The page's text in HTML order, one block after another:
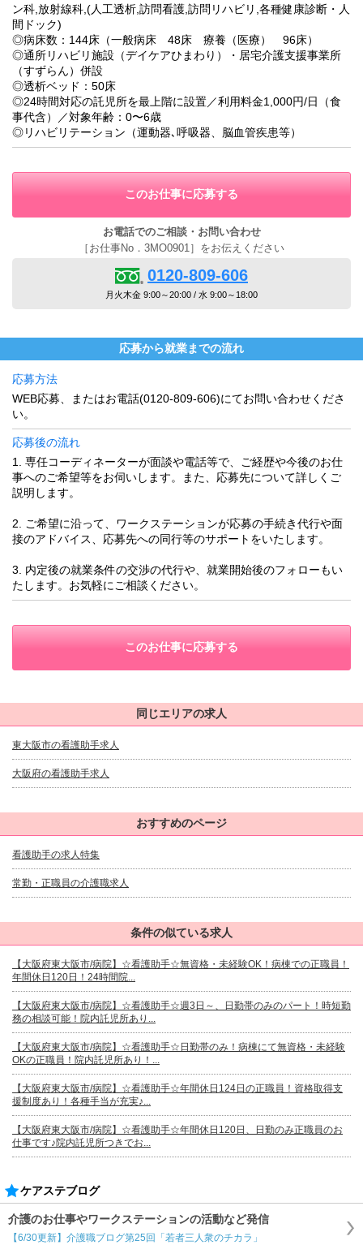
ン科,放射線科,(人工透析,訪問看護,訪問リハビリ,各種健康診断・人
間ドック)
◎病床数：144床（一般病床 48床 療養（医療） 96床）
◎通所リハビリ施設（デイケアひまわり）・居宅介護支援事業所
（すずらん）併設
◎透析ベッド：50床
◎24時間対応の託児所を最上階に設置／利用料金1,000円/日（食
事代含）／対象年齢：0〜6歳
◎リハビリテーション（運動器､呼吸器、脳血管疾患等）
このお仕事に応募する
お電話でのご相談・お問い合わせ
［お仕事No．3MO0901］をお伝えください
0120-809-606
月火木金 9:00～20:00 / 水 9:00～18:00
応募から就業までの流れ
応募方法
WEB応募、またはお電話(0120-809-606)にてお問い合わせくださ
い。
応募後の流れ
1. 専任コーディネーターが面談や電話等で、ご経歴や今後のお仕
事へのご希望等をお伺いします。また、応募先について詳しくご
説明します。
2. ご希望に沿って、ワークステーションが応募の手続き代行や面
接のアドバイス、応募先への同行等のサポートをいたします。
3. 内定後の就業条件の交渉の代行や、就業開始後のフォローもい
たします。お気軽にご相談ください。
このお仕事に応募する
同じエリアの求人
東大阪市の看護助手求人
大阪府の看護助手求人
おすすめのページ
看護助手の求人特集
常勤・正職員の介護職求人
条件の似ている求人
【大阪府東大阪市/病院】☆看護助手☆無資格・未経験OK！病棟での正職員！
年間休日120日！24時間院...
【大阪府東大阪市/病院】☆看護助手☆週3日～、日勤帯のみのパート！時短勤
務の相談可能！院内託児所あり...
【大阪府東大阪市/病院】☆看護助手☆日勤帯のみ！病棟にて無資格・未経験
OKの正職員！院内託児所あり！...
【大阪府東大阪市/病院】☆看護助手☆年間休日124日の正職員！資格取得支
援制度あり！各種手当が充実♪...
【大阪府東大阪市/病院】☆看護助手☆年間休日120日、日勤のみ正職員のお
仕事です♪院内託児所つきでお...
ケアステブログ
介護のお仕事やワークステーションの活動など発信
【6/30更新】介護職ブログ第25回「若者三人衆のチカラ」